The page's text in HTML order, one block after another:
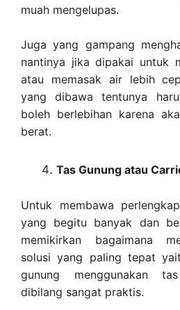
muah mengelupas.
Juga yang gampang
nantinya jika dipakai untuk
atau memasak air lebih
yang dibawa tentunya
boleh berlebihan karena
berat.
Tas Gunung atau
Untuk membawa
yang begitu banyak dan
memikirkan bagaimana
solusi yang paling tepat
gunung menggunakan
dibilang sangat praktis.